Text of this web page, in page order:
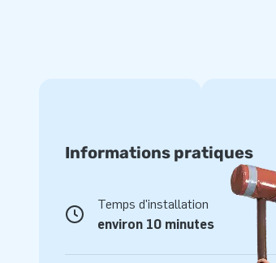
Informations pratiques
Temps d'installation
environ 10 minutes